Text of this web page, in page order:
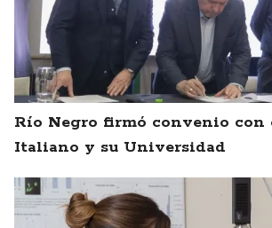
Río Negro firmó convenio con
Italiano y su Universidad